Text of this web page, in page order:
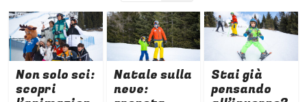
Non solo sci:
scopri
Natale sulla
neve:
Stai già
pensando